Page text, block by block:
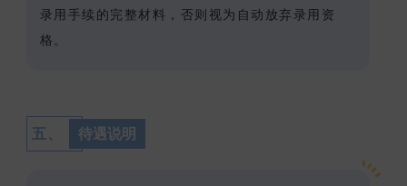
录用手续的完整材料，否则视为自动放弃录用资
格。
五、 待遇说明